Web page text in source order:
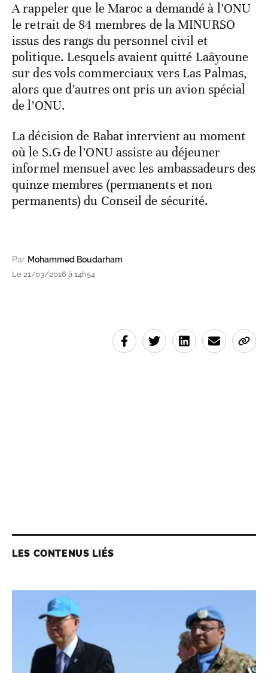
A rappeler que le Maroc a demandé à l’ONU
le retrait de 84 membres de la MINURSO
issus des rangs du personnel civil et
politique. Lesquels avaient quitté Laâyoune
sur des vols commerciaux vers Las Palmas,
alors que d’autres ont pris un avion spécial
de l’ONU.
La décision de Rabat intervient au moment
où le S.G de l’ONU assiste au déjeuner
informel mensuel avec les ambassadeurs des
quinze membres (permanents et non
permanents) du Conseil de sécurité.
Par Mohammed Boudarham
Le 21/03/2016 à 14h54
LES CONTENUS LIÉS